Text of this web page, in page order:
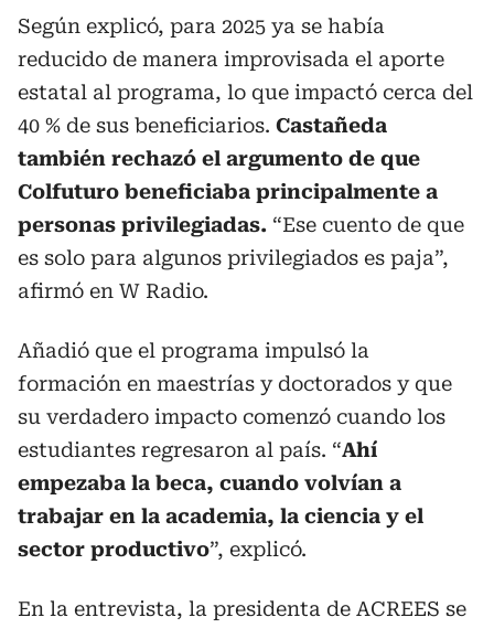
Según explicó, para 2025 ya se había
reducido de manera improvisada el aporte
estatal al programa, lo que impactó cerca del
40 % de sus beneficiarios. Castañeda
también rechazó el argumento de que
Colfuturo beneficiaba principalmente a
personas privilegiadas. “Ese cuento de que
es solo para algunos privilegiados es paja”,
afirmó en W Radio.
Añadió que el programa impulsó la
formación en maestrías y doctorados y que
su verdadero impacto comenzó cuando los
estudiantes regresaron al país. “Ahí
empezaba la beca, cuando volvían a
trabajar en la academia, la ciencia y el
sector productivo”, explicó.
En la entrevista, la presidenta de ACREES se